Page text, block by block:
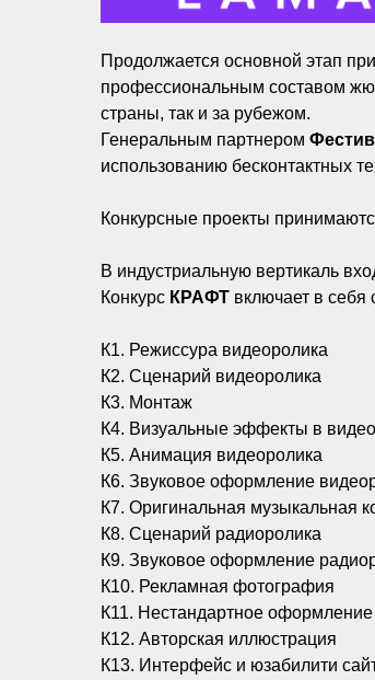
Продолжается основной этап
профессиональным составом
страны, так и за рубежом.
Генеральным партнером
использованию бесконтактных
Конкурсные проекты
В индустриальную вертикаль
Конкурс КРАФТ включает в
К1. Режиссура видеоролика
К2. Сценарий видеоролика
К3. Монтаж
К4. Визуальные эффекты в видео
К5. Анимация видеоролика
К6. Звуковое оформление
К7. Оригинальная музыкальная
К8. Сценарий радиоролика
К9. Звуковое оформление
К10. Рекламная фотография
К11. Нестандартное
К12. Авторская иллюстрация
К13. Интерфейс и юзабилити